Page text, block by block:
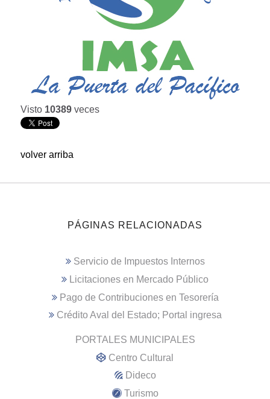
Visto 10389 veces
volver arriba
PÁGINAS RELACIONADAS
Servicio de Impuestos Internos
Licitaciones en Mercado Público
Pago de Contribuciones en Tesorería
Crédito Aval del Estado; Portal ingresa
PORTALES MUNICIPALES
Centro Cultural
Dideco
Turismo